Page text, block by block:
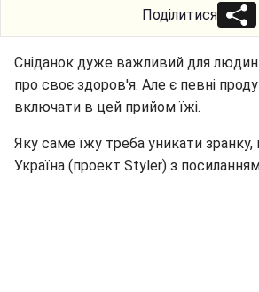
Поділитися
Сніданок дуже важливий для
про своє здоров'я. Але є певні
включати в цей прийом їжі.
Яку саме їжу треба уникати
Україна (проект Styler) з